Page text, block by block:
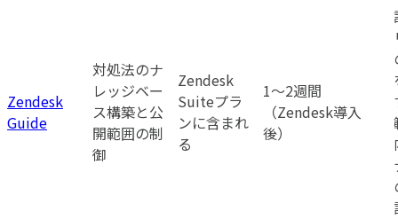
Zendesk
Guide
対処法のナ
レッジベー
ス構築と公
開範囲の制
御
Zendesk
Suiteプラ
ンに含まれ
る
1〜2週間
（Zendesk導入
後）